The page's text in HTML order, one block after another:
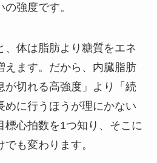
の強度です。
、体は脂肪より糖質をエネ
えます。だから、内臓脂肪
が切れる高強度」より「続
めに行うほうが理にかない
標心拍数を1つ知り、そこに
も変わります。